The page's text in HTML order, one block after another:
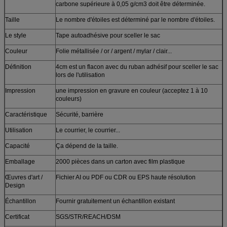
carbone supérieure à 0,05 g/cm3 doit être déterminée.
Taille Le nombre d'étoiles est déterminé par le nombre d'étoiles.
Le style Tape autoadhésive pour sceller le sac
Couleur Folie métallisée / or / argent / mylar / clair...
Définition
4cm est un flacon avec du ruban adhésif pour sceller le sac
lors de l'utilisation
Impression
une impression en gravure en couleur (acceptez 1 à 10
couleurs)
Caractéristique Sécurité, barrière
Utilisation Le courrier, le courrier...
Capacité Ça dépend de la taille.
Emballage 2000 pièces dans un carton avec film plastique
Œuvres d'art /
Design
Fichier AI ou PDF ou CDR ou EPS haute résolution
Échantillon Fournir gratuitement un échantillon existant
Certificat SGS/STR/REACH/DSM